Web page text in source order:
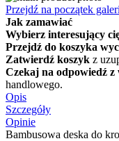
Przejdź na początek
Jak zamawiać
Wybierz interesujący
Przejdź do koszyka
Zatwierdź koszyk z
Czekaj na odpowiedź z
handlowego.
Opis
Szczegóły
Opinie
Bambusowa deska do